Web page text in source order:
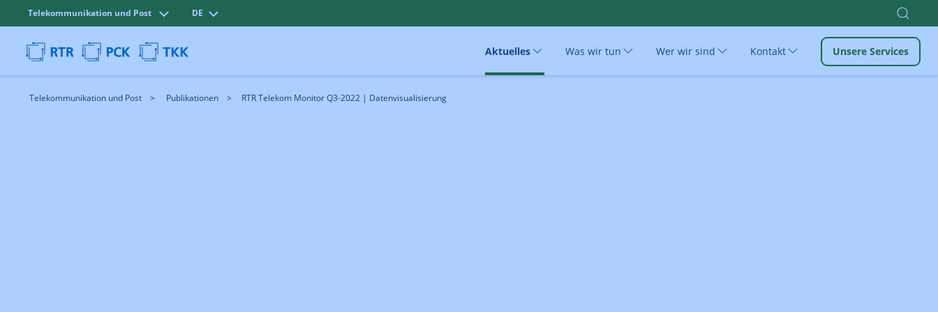
Telekommunikation und Post DE
Aktuelles Was wir tun Wer wir sind Kontakt Unsere Services
Telekommunikation und Post Publikationen RTR Telekom Monitor Q3-2022 | Datenvisualisierung